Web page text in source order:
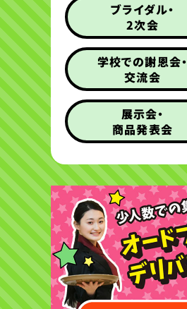
ブライダル・
2次会
学校での謝恩会・
交流会
展示会・
商品発表会